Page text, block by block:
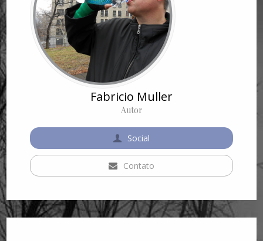
Fabricio Muller
Autor
Social
Contato